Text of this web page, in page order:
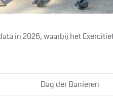
in 2026, waarbij het
Dag der Banieren